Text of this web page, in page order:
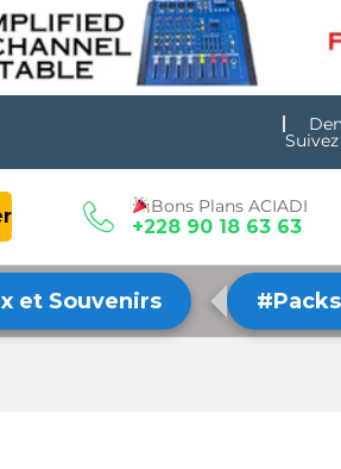
Bons Plans ACIADI
+228 90 18 63 63
et Souvenirs